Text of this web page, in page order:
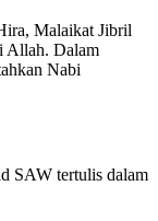
Malaikat Jibril
Allah. Dalam
Nabi
SAW tertulis dalam